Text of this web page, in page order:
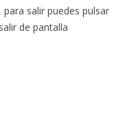
salir puedes pulsar
de pantalla